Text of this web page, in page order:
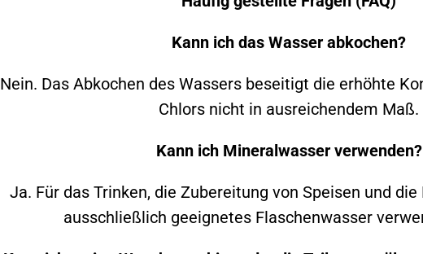
Kann ich das Wasser abkochen?
Nein. Das Abkochen des Wassers beseitigt die erhöhte
Chlors nicht in ausreichendem Maß.
Kann ich Mineralwasser verwenden?
Ja. Für das Trinken, die Zubereitung von Speisen und
ausschließlich geeignetes Flaschenwasser